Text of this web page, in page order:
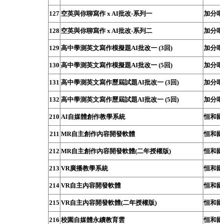
127 空英與你聊寫作 x AI批改-系列一 加分
128 空英與你聊寫作 x AI批改-系列二 加分
129 高中學測英文寫作模擬題AI批改一 (3回) 加分
130 高中學測英文寫作模擬題AI批改一 (5回) 加分
131 高中學測英文寫作歷屆試題AI批改一 (3回) 加分
132 高中學測英文寫作歷屆試題AI批改一 (5回) 加分
210 AI自媒體創作教學系統 恒和
211 MR自主創作內容開發軟體 恒和
212 MR自主創作內容開發軟體(二年授權版) 恒和
213 VR廣播教學系統 恒和
214 VR自主內容開發軟體 恒和
215 VR自主內容開發軟體(二年授權版) 恒和
216 校園自媒體永續教育雲 恒和